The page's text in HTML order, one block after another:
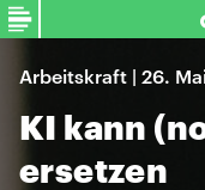
Arbeitskraft | 26.
KI kann
ersetzen